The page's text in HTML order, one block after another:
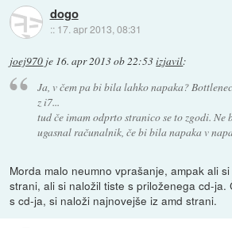
dogo
:: 17. apr 2013, 08:31
joej970 je 16. apr 2013 ob 22:53izjavil:
Ja, v čem pa bi bila lahko napaka?
z i7...
tud če imam odprto stranico se to zgodi. Ne
ugasnal računalnik, če bi bila napaka v
Morda malo neumno vprašanje, ampak ali
strani, ali si naložil tiste s priloženega cd-ja.
s cd-ja, si naloži najnovejše iz amd strani.